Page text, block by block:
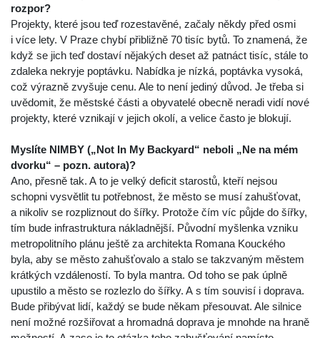
rozpor?
Projekty, které jsou teď rozestavěné, začaly někdy před osmi
i více lety. V Praze chybí přibližně 70 tisíc bytů. To znamená, že
když se jich teď dostaví nějakých deset až patnáct tisíc, stále to
zdaleka nekryje poptávku. Nabídka je nízká, poptávka vysoká,
což výrazně zvyšuje cenu. Ale to není jediný důvod. Je třeba si
uvědomit, že městské části a obyvatelé obecně neradi vidí nové
projekty, které vznikají v jejich okolí, a velice často je blokují.
Myslíte NIMBY („Not In My Backyard“ neboli „Ne na mém
dvorku“ – pozn. autora)?
Ano, přesně tak. A to je velký deficit starostů, kteří nejsou
schopni vysvětlit tu potřebnost, že město se musí zahušťovat,
a nikoliv se rozpliznout do šířky. Protože čím víc půjde do šířky,
tím bude infrastruktura nákladnější. Původní myšlenka vzniku
metropolitního plánu ještě za architekta Romana Kouckého
byla, aby se město zahušťovalo a stalo se takzvaným městem
krátkých vzdáleností. To byla mantra. Od toho se pak úplně
upustilo a město se rozlezlo do šířky. A s tím souvisí i doprava.
Bude přibývat lidí, každý se bude někam přesouvat. Ale silnice
není možné rozšiřovat a hromadná doprava je mnohde na hraně